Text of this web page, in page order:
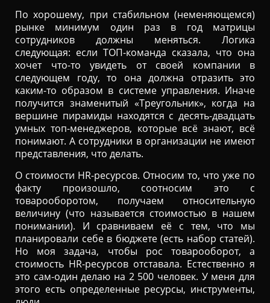
По хорошему, при стабильном (неменяющемся)
рынке минимум один раз в год матрицы
сотрудников должны меняться. Логика
следующая: если ТОП-команда сказала, что она
хочет что-то увидеть от своей компании в
следующем году, то она должна отразить это
каким-то образом в системе управления. Иначе
получится знаменитый «Треугольник», когда на
вершине пирамиды находятся с десять-двадцать
умных топ-менеджеров, которые всё знают, всё
понимают. А сотрудники в организации не имеют
представления, что делать.
О стоимости HR-ресурсов. Относим то, что уже по
факту произошло, соотносим это с
товарооборотом, получаем относительную
величину (что называется стоимостью в нашем
понимании). И сравниваем её с тем, что мы
планировали себе в бюджете (есть набор статей).
Но моя задача, чтобы рос товарооборот, а
стоимость HR-ресурсов отставала. Естественно я
это сам-один делаю на 2 500 человек. У меня для
этого есть определенные ресурсы, инструменты,